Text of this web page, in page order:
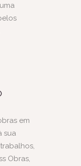
em
sua
Obras,